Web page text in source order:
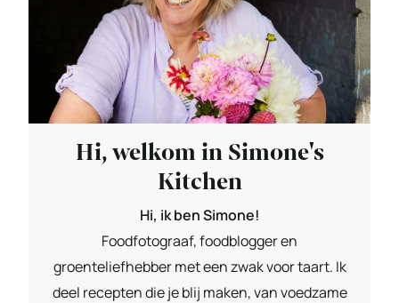
Hi, welkom in Simone's
Kitchen
Hi, ik ben Simone!
Foodfotograaf, foodblogger en
groenteliefhebber met een zwak voor taart. Ik
deel recepten die je blij maken, van voedzame